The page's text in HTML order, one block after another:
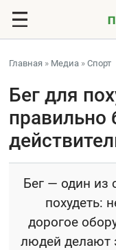
Главная » Медиа »Спорт
Бег для
правильно
Бег — один из
похудеть:
дорогое
людей делают